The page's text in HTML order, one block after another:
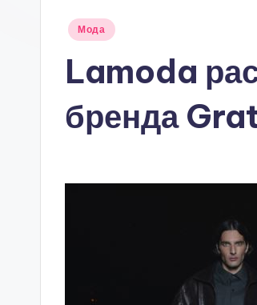
Опубликовано
Мода
Lamoda
бренда